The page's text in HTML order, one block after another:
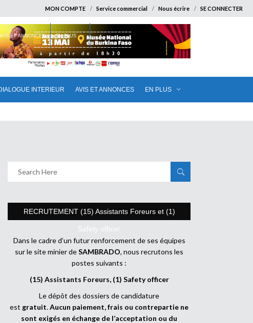
MON COMPTE Service commercial Nous écrire SE CONNECTER
INTERIEUR AVIS ET ANNONCES EN PLUS
ET ANNONCES EN PLUS
RECRUTEMENT (15) Assistants Foreurs et (1)
Safety officer
Dans le cadre d’un futur renforcement de ses équipes
sur le site minier deSAMBRADO, nous recrutons les
postes suivants :
(15) Assistants Foreurs, (1) Safety officer
Le dépôt des dossiers de candidature
est gratuit.Aucun paiement, frais ou contrepartie ne
sont exigés en échange de l’acceptation ou du